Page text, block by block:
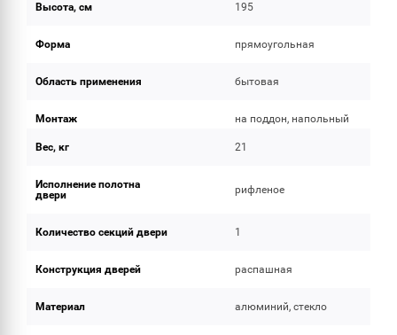
Высота, см 195
Форма прямоугольная
Область применения бытовая
Монтаж на поддон, напольный
Вес, кг 21
Исполнение полотна
двери
рифленое
Количество секций двери 1
Конструкция дверей распашная
Материал алюминий, стекло